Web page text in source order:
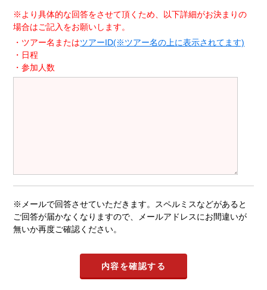
※より具体的な回答をさせて頂くため、以下詳細がお決まりの
場合はご記入をお願いします。
・ツアー名またはツアーID(※ツアー名の上に表示されてます)
・日程
・参加人数
※メールで回答させていただきます。スペルミスなどがあると
ご回答が届かなくなりますので、メールアドレスにお間違いが
無いか再度ご確認ください。